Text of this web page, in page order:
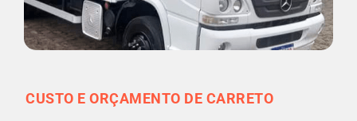
CUSTO E ORÇAMENTO DE CARRETO